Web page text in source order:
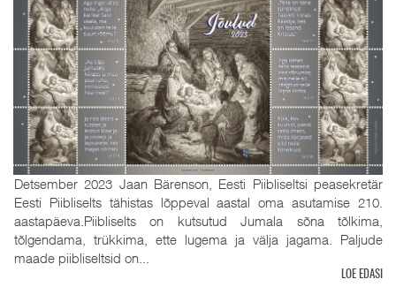
Detsember 2023 Jaan Bärenson, Eesti Piibliseltsi peasekretär
Eesti Piibliselts tähistas lõppeval aastal oma asutamise 210.
aastapäeva.Piibliselts on kutsutud Jumala sõna tõlkima,
tõlgendama, trükkima, ette lugema ja välja jagama. Paljude
maade piibliseltsid on...
LOE EDASI